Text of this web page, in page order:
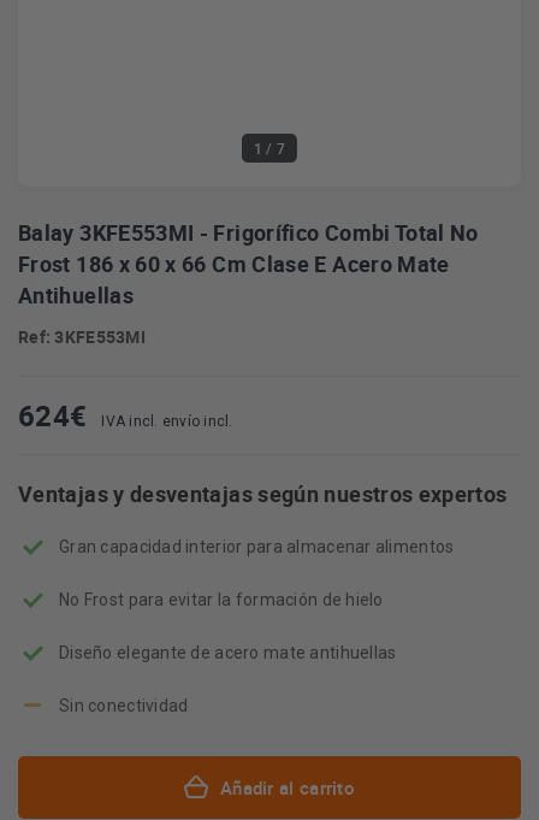
1 / 7
Balay 3KFE553MI - Frigorífico Combi Total No
Frost 186 x 60 x 66 Cm Clase E Acero Mate
Antihuellas
Ref: 3KFE553MI
624€ IVA incl. envío incl.
Ventajas y desventajas según nuestros expertos
Gran capacidad interior para almacenar alimentos
No Frost para evitar la formación de hielo
Diseño elegante de acero mate antihuellas
Sin conectividad
Añadir al carrito